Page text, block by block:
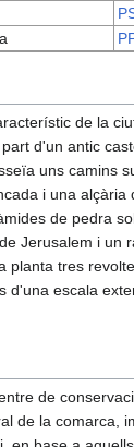
de la
d'un antic
uns camins
i una alçària
de pedra
Jerusalem i un
planta tres
d'una escala
de
de la comarca,